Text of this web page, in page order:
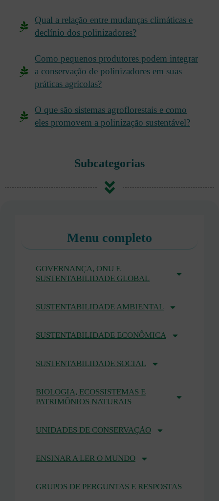
Qual a relação entre mudanças climáticas e
declínio dos polinizadores?
Como pequenos produtores podem integrar
a conservação de polinizadores em suas
práticas agrícolas?
O que são sistemas agroflorestais e como
eles promovem a polinização sustentável?
Subcategorias
Menu completo
GOVERNANÇA, ONU E
SUSTENTABILIDADE GLOBAL
SUSTENTABILIDADE AMBIENTAL
SUSTENTABILIDADE ECONÔMICA
SUSTENTABILIDADE SOCIAL
BIOLOGIA, ECOSSISTEMAS E
PATRIMÔNIOS NATURAIS
UNIDADES DE CONSERVAÇÃO
ENSINAR A LER O MUNDO
GRUPOS DE PERGUNTAS E RESPOSTAS